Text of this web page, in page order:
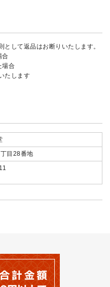
して返品はお断りいたします。
合
場合
たします
目28番地